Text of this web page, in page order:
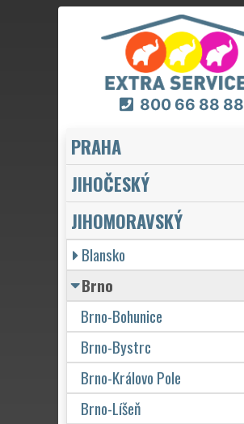
800 66 88 88
PRAHA
JIHOČESKÝ
JIHOMORAVSKÝ
Blansko
Brno
Brno-Bohunice
Brno-Bystrc
Brno-Královo Pole
Brno-Líšeň